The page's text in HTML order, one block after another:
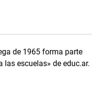
de 1965 forma parte
las escuelas» de educ.ar.